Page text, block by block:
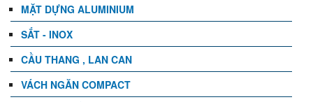
MẶT DỰNG ALUMINIUM
SẮT - INOX
CẦU THANG , LAN CAN
VÁCH NGĂN COMPACT